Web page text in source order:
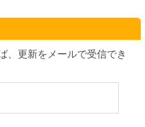
、更新をメールで受信でき